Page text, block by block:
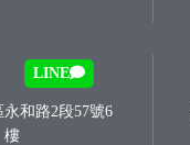
LINE
和路2段57號6
樓